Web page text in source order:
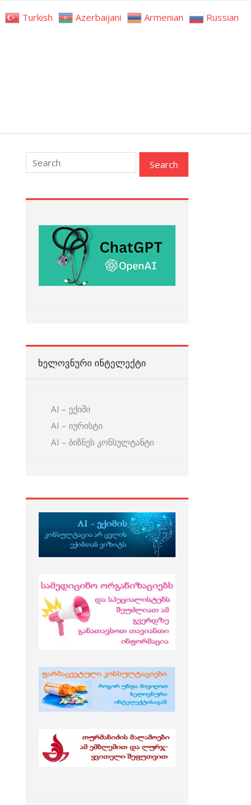
ᲮᲔᲚᲝᲕᲜᲣᲠᲘ ᲘᲜᲢᲔᲚᲔᲥᲢᲘ
AI – ექიმი
AI – იურისტი
AI – ბიზნეს კონსულტანტი
Turkish Azerbaijani Armenian Russian